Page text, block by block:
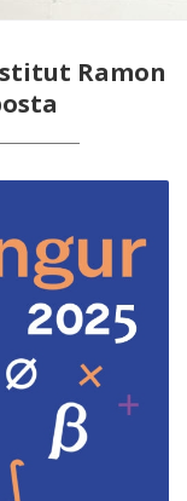
Ramon